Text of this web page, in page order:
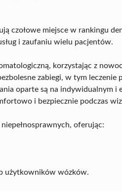
czołowe miejsce w rankingu
i zaufaniu wielu pacjentów.
korzystając z
zabiegi, w tym leczenie
oparte są na indywidualnym i
i bezpiecznie podczas
oferując:
użytkowników wózków.